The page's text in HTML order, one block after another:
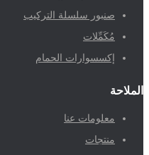
صنبور سلسلة التركيب
مُكَمِّلات
إكسسوارات الحمام
الملاحة
معلومات عنا
منتجات